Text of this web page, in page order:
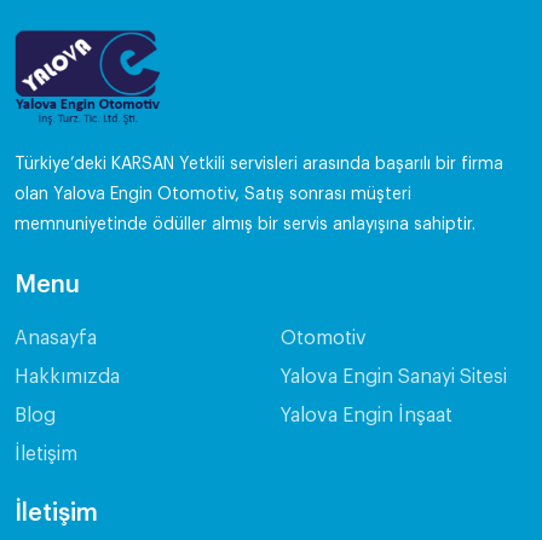
Türkiye’deki KARSAN Yetkili servisleri arasında başarılı bir firma
olan Yalova Engin Otomotiv, Satış sonrası müşteri
memnuniyetinde ödüller almış bir servis anlayışına sahiptir.
Menu
Anasayfa
Hakkımızda
Blog
İletişim
Otomotiv
Yalova Engin Sanayi Sitesi
Yalova Engin İnşaat
İletişim